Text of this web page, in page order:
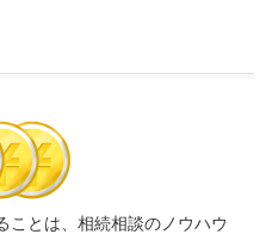
ことは、相続相談のノウハウ